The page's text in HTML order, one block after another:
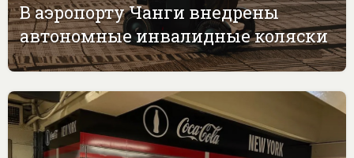
В аэропорту Чанги внедрены
автономные инвалидные коляски